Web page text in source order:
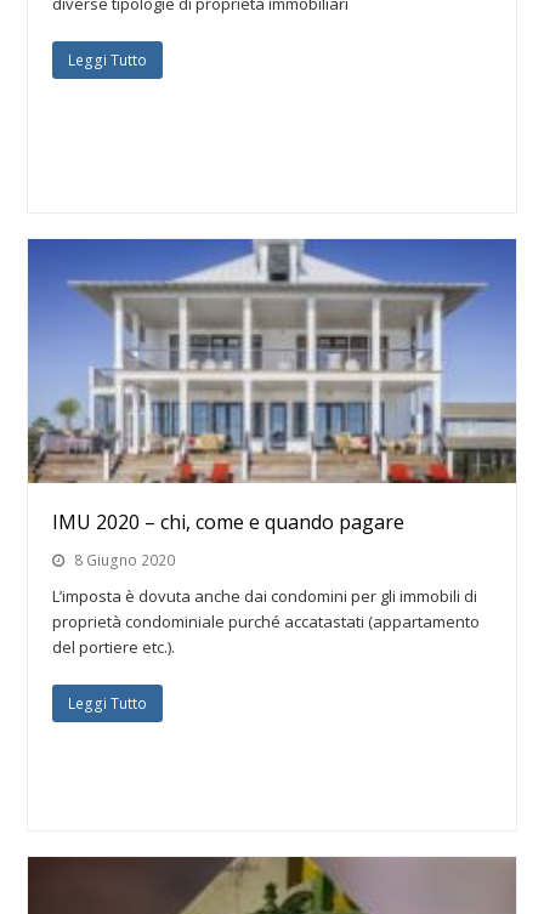
Leggi Tutto
IMU 2020 – chi, come e quando pagare
8 Giugno 2020
L’imposta è dovuta anche dai condomini per gli immobili di
proprietà condominiale purché accatastati (appartamento
del portiere etc.).
Leggi Tutto